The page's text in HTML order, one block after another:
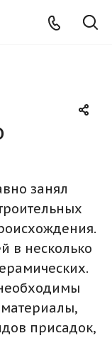
занял
в несколько
присадок,